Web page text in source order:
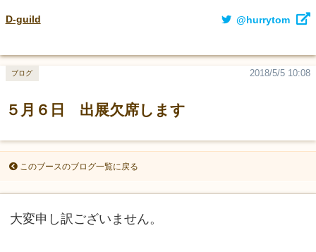
D-guild @hurrytom
５月６日 出展欠席します
2018/5/5 10:08
ブログ
このブースのブログ一覧に戻る
大変申し訳ございません。